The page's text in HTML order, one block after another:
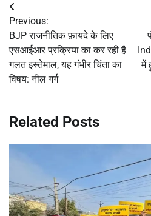
Post
navigation
Previous:
BJP राजनीतिक फ़ायदे के लिए
एसआईआर प्रक्रिया का कर रही है
गलत इस्तेमाल, यह गंभीर चिंता का
विषय: नील गर्ग
में
Related Posts